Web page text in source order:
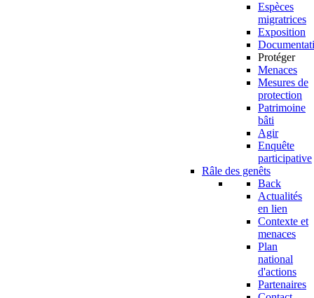
Espèces
migratrices
Exposition
Protéger
Menaces
Mesures de
protection
Patrimoine
bâti
Agir
Enquête
participative
Râle des genêts
Back
Actualités
en lien
Contexte et
menaces
Plan
national
d'actions
Partenaires